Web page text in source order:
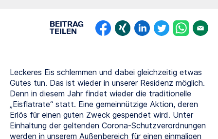
BEITRAG
TEILEN
Leckeres Eis schlemmen und dabei gleichzeitig etwas
Gutes tun. Das ist wieder in unserer Residenz möglich.
Denn in diesem Jahr findet wieder die traditionelle
„Eisflatrate“ statt. Eine gemeinnützige Aktion, deren
Erlös für einen guten Zweck gespendet wird. Unter
Einhaltung der geltenden Corona-Schutzverordnungen
werden in unserem Außenbereich für einen einmaligen